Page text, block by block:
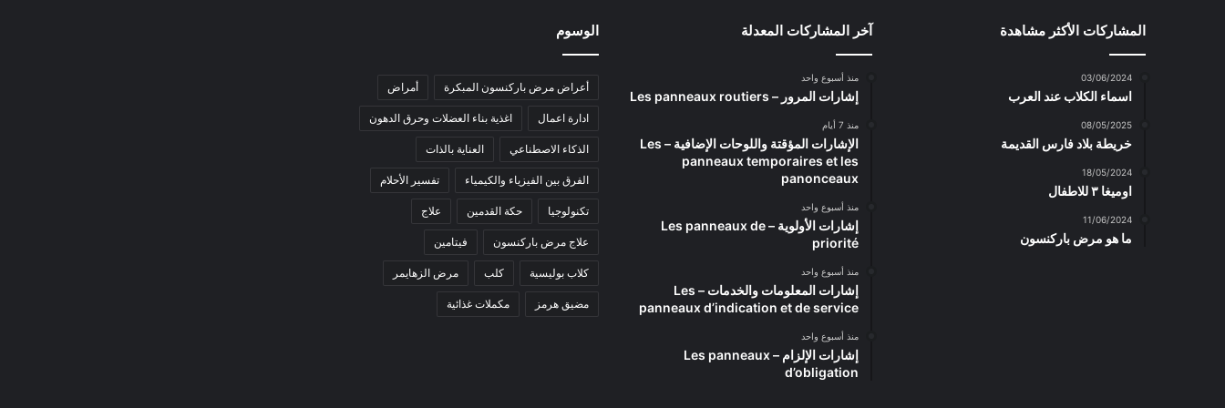
المشاركات الأكثر مشاهدة
03/06/2024
اسماء الكلاب عند العرب
08/05/2025
خريطة بلاد فارس القديمة
18/05/2024
اوميغا ٣ للاطفال
11/06/2024
ما هو مرض باركنسون
آخر المشاركات المعدلة
منذ أسبوع واحد
إشارات المرور – Les panneaux routiers
منذ 7 أيام
الإشارات المؤقتة واللوحات الإضافية – Les
panneaux temporaires et les
panonceaux
منذ أسبوع واحد
إشارات الأولوية – Les panneaux de
priorité
منذ أسبوع واحد
إشارات المعلومات والخدمات – Les
panneaux d’indication et de service
منذ أسبوع واحد
إشارات الإلزام – Les panneaux
d’obligation
الوسوم
أعراض مرض باركنسون المبكرة أمراض
ادارة اعمال اغذية بناء العضلات وحرق الدهون
الذكاء الاصطناعي العناية بالذات
الفرق بين الفيزياء والكيمياء تفسير الأحلام
تكنولوجيا حكة القدمين علاج
علاج مرض باركنسون فيتامين
كلاب بوليسية كلب مرض الزهايمر
مضيق هرمز مكملات غذائية